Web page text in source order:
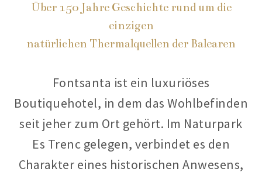
Über 150 Jahre Geschichte rund um die
einzigen
natürlichen Thermalquellen der Balearen
Fontsanta ist ein luxuriöses
Boutiquehotel, in dem das Wohlbefinden
seit jeher zum Ort gehört. Im Naturpark
Es Trenc gelegen, verbindet es den
Charakter eines historischen Anwesens,